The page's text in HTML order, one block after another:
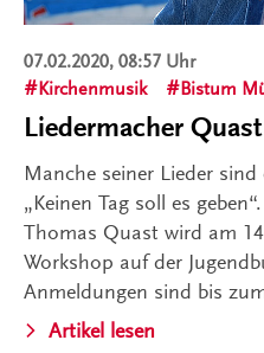
07.02.2020, 08:57 Uhr
Kirchenmusik
Bistum
Liedermacher
Manche seiner Lieder sind
„Keinen Tag soll es
Thomas Quast wird am
Workshop auf der
Anmeldungen sind bis
Artikel lesen